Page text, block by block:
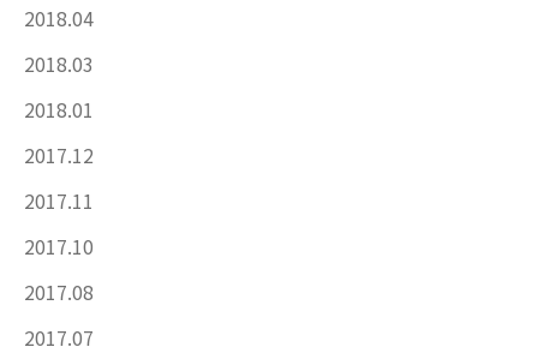
2018.04
2018.03
2018.01
2017.12
2017.11
2017.10
2017.08
2017.07